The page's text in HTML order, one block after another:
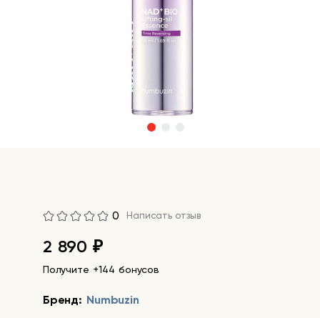
0 Написать отзыв
2 890 ₽
Получите +144 бонусов
Бренд: Numbuzin